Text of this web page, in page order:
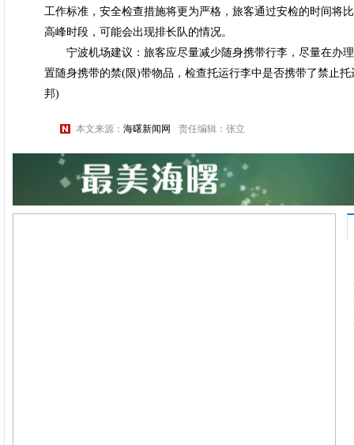
工作标准，安全检查措施将更为严格，旅客通过安检的时间将
高峰时段，可能会出现排长队的情况。
宁波机场建议：旅客应尽量减少随身携带行李，尽量在办
置随身携带的禁(限)带物品，检查托运行李中是否携带了禁止
邦)
本文来源： 海曙新闻网 责任编辑：张立